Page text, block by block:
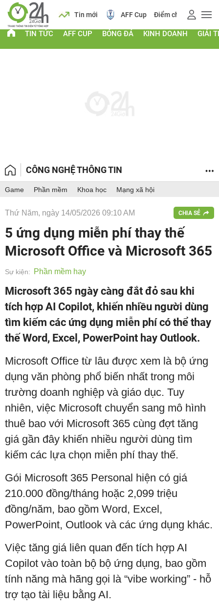
Lịch Tin mới AFF Cup Điểm chuẩn 2026
TIN TỨC AFF CUP BÓNG ĐÁ KINH DOANH GIẢI
CÔNG NGHỆ THÔNG TIN
Game Phần mềm Khoa học Mạng xã hội
Thứ Năm, ngày 14/05/2026 09:10 AM CHIA SẺ
5 ứng dụng miễn phí thay thế
Microsoft Office và Microsoft 365
Sự kiện: Phần mềm hay
Microsoft 365 ngày càng đắt đỏ sau khi
tích hợp AI Copilot, khiến nhiều người dùng
tìm kiếm các ứng dụng miễn phí có thể thay
thế Word, Excel, PowerPoint hay Outlook.
Microsoft Office từ lâu được xem là bộ ứng
dụng văn phòng phổ biến nhất trong môi
trường doanh nghiệp và giáo dục. Tuy
nhiên, việc Microsoft chuyển sang mô hình
thuê bao với Microsoft 365 cùng đợt tăng
giá gần đây khiến nhiều người dùng tìm
kiếm các lựa chọn miễn phí thay thế.
Gói Microsoft 365 Personal hiện có giá
210.000 đồng/tháng hoặc 2,099 triệu
đồng/năm, bao gồm Word, Excel,
PowerPoint, Outlook và các ứng dụng khác.
Việc tăng giá liên quan đến tích hợp AI
Copilot vào toàn bộ bộ ứng dụng, bao gồm
tính năng mà hãng gọi là “vibe working” - hỗ
trợ tạo tài liệu bằng AI.